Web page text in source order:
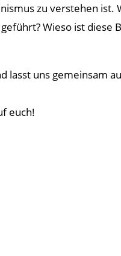
zu verstehen ist.
Wieso ist diese
lasst uns gemeinsam
euch!